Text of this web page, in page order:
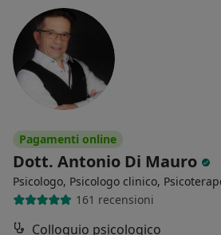
Pagamenti online
Dott. Antonio Di Mauro
Psicologo, Psicologo clinico,
161 recensioni
Colloquio psicologico